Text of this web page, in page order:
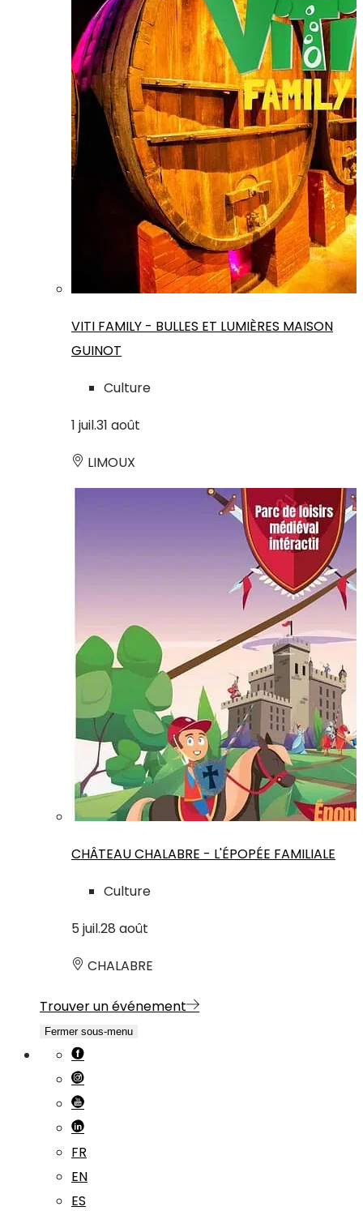
VITI FAMILY - BULLES ET LUMIÈRES MAISON
GUINOT
Culture
1 juil.31 août
LIMOUX
CHÂTEAU CHALABRE - L'ÉPOPÉE FAMILIALE
Culture
5 juil.28 août
CHALABRE
Trouver un événement
Fermer sous-menu
FR
EN
ES